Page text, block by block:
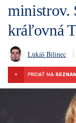
ministrov.
kráľovná
Lukáš Bilinec
+ PRIDAŤ NA